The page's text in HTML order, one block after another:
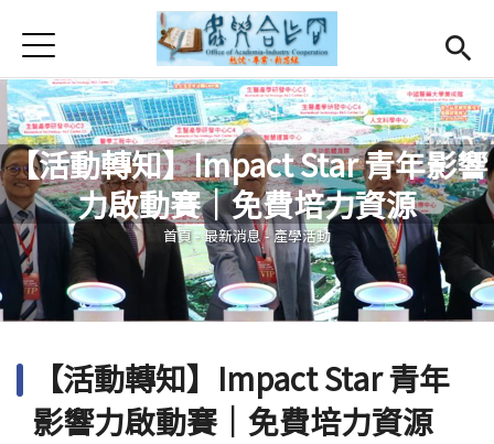
首頁
首頁
Open
最新消息
Open
關於我們
Open submenu (服務項目)
服務項目
Open submenu (研發能量)
研發能量
活動集錦
Jump to Navigation
Jump to Main content
【活動轉知】Impact Star 青年影響
力啟動賽｜免費培力資源
您在這裡
首頁-最新消息-產學活動
【活動轉知】Impact Star 青年
影響力啟動賽｜免費培力資源